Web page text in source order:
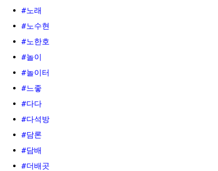
#노래
#노수현
#노한호
#놀이
#놀이터
#느좋
#다다
#다석방
#담론
#담배
#더배곳